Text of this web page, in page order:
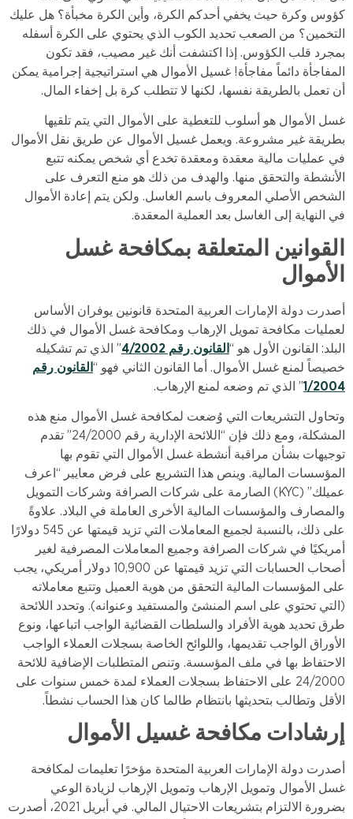
كؤوس وكرة حيث يخفي أحدكم الكرة، وأين الكرة مخبأة؟ هل عليك
التخمين؟ من الصعب تحديد الكوب الذي يحتوي على الكرة أسفله
بمجرد قلب الكؤوس. إذا اكتشفت أنك غير مصيب، فقد تكون
المفاجأة دائماً مفاجأة! غسيل الأموال هي استراتيجية إجرامية يمكن
أن تعمل بالطريقة نفسها، لكنها لا تتطلب كرة بل إخفاء المال.
غسل الأموال هو أسلوب للتغطية على الأموال التي يتم تلقيها
بطريقة غير مشروعة. ويعمل غسيل الأموال عن طريق نقل الأموال
في عمليات مالية معقدة ومعقدة تخدع أي شخص يمكنه تتبع
الأنشطة والتحقق منها. والهدف من ذلك هو منع التعرف على
الشخص الأصلي المعروف باسم الغاسل. ولكن يتم إعادة الأموال
في النهاية إلى الغاسل بعد العملية المعقدة.
القوانين المتعلقة بمكافحة غسل
الأموال
أصدرت دولة الإمارات العربية المتحدة قانونين يوفران الأساس
لعمليات مكافحة تمويل الإرهاب ومكافحة غسل الأموال في ذلك
البلد: القانون الأول هو “ القانون رقم 4/2002
” الذي تم تشكيله
خصيصاً لمنع غسل الأموال. أما القانون الثاني فهو “ القانون رقم
1/2004” الذي تم وضعه لمنع الإرهاب.
وتحاول التشريعات التي وُضعت لمكافحة غسل الأموال منع هذه
المشكلة، ومع ذلك فإن “اللائحة الإدارية رقم 24/2000” تقدم
توجيهات بشأن مراقبة أنشطة غسل الأموال التي تقوم بها
المؤسسات المالية. وينص هذا التشريع على فرض معايير “اعرف
عميلك” (KYC) الصارمة على شركات الصرافة وشركات التمويل
والمصارف والمؤسسات المالية الأخرى العاملة في البلاد. علاوةً
على ذلك، بالنسبة لجميع المعاملات التي تزيد قيمتها عن 545 دولارًا
أمريكيًا في شركات الصرافة وجميع المعاملات المصرفية لغير
أصحاب الحسابات التي تزيد قيمتها عن 10,900 دولار أمريكي، يجب
على المؤسسات المالية التحقق من هوية العميل وتتبع معاملاته
(التي تحتوي على اسم المنشئ والمستفيد وعنوانه). وتحدد اللائحة
طرق تحديد هوية الأفراد والسلطات القضائية الواجب اتباعها، ونوع
الأوراق الواجب تقديمها، واللوائح الخاصة بسجلات العملاء الواجب
الاحتفاظ بها في ملف المؤسسة. وتنص المتطلبات الإضافية للائحة
24/2000 على الاحتفاظ بسجلات العملاء لمدة خمس سنوات على
الأقل وتطالب بتحديثها بانتظام طالما كان هذا الحساب نشطاً.
إرشادات مكافحة غسيل الأموال
أصدرت دولة الإمارات العربية المتحدة مؤخرًا تعليمات لمكافحة
غسل الأموال وتمويل الإرهاب وتمويل الإرهاب لزيادة الوعي
بضرورة الالتزام بتشريعات الاحتيال المالي. في أبريل 2021، أصدرت